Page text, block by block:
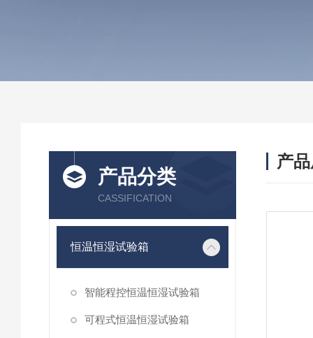
产品分类
CASSIFICATION
恒温恒湿试验箱
智能程控恒温恒湿试验箱
可程式恒温恒湿试验箱
产